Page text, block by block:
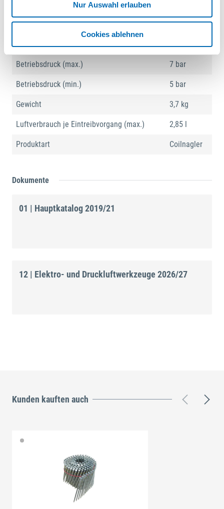
Nur Auswahl erlauben
Cookies ablehnen
Technische Daten
Antriebsart Druckluft
Betriebsdruck (max.) 7 bar
Betriebsdruck (min.) 5 bar
Gewicht 3,7 kg
Luftverbrauch je Eintreibvorgang (max.) 2,85 l
Produktart Coilnagler
Dokumente
01 | Hauptkatalog 2019/21
12 | Elektro- und Druckluftwerkzeuge 2026/27
Kunden kauften auch